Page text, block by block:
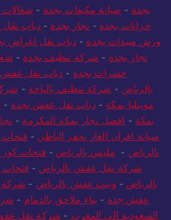
تنظيف منازل بالباحة- شركة تنظيف
بجدة- صيانة مكيفات بجدة - شغالات
خزانات بجدة-نجار بجدة- دباب نقل
ورش مبيدات بجدة
-دباب نقل اغراض
نجار بجدة
-شركة تنظيف بجدة -
حشرات بجدة- دباب نقل
بالرياض
-شركة تنظيف بالباحة -
موبيليا بمكة -دباب نقل عفش بجدة-
بمكة - افضل نجار بمكة المكرمة-
صيانة افران الغاز بحفر الباطن-
بالرياض- مليس بالرياض -فتحات كور
شركة نقل عفش بالرياض
- فتحات
بالرياض
-ونيت عفش بالرياض-
عفش جدة
-بناء ملاحق بالدمام-